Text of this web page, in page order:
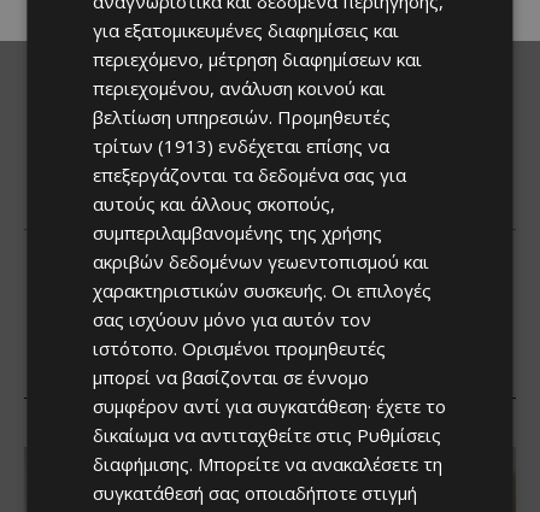
για εξατομικευμένες διαφημίσεις και
περιεχόμενο, μέτρηση διαφημίσεων και
περιεχομένου, ανάλυση κοινού και
βελτίωση υπηρεσιών. Προμηθευτές
τρίτων (1913) ενδέχεται επίσης να
επεξεργάζονται τα δεδομένα σας για
αυτούς και άλλους σκοπούς,
συμπεριλαμβανομένης της χρήσης
ακριβών δεδομένων γεωεντοπισμού και
χαρακτηριστικών συσκευής. Οι επιλογές
σας ισχύουν μόνο για αυτόν τον
ιστότοπο. Ορισμένοι προμηθευτές
μπορεί να βασίζονται σε έννομο
συμφέρον αντί για συγκατάθεση· έχετε το
δικαίωμα να αντιταχθείτε στις Ρυθμίσεις
διαφήμισης. Μπορείτε να ανακαλέσετε τη
συγκατάθεσή σας οποιαδήποτε στιγμή